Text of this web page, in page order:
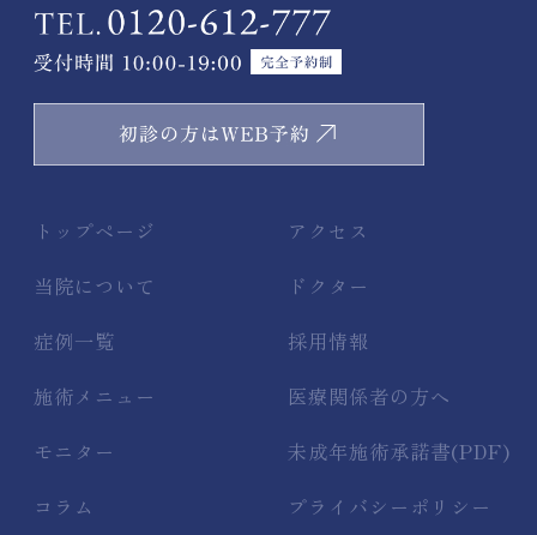
トップページ
当院について
症例一覧
施術メニュー
モニター
コラム
アクセス
ドクター
採用情報
医療関係者の方へ
未成年施術承諾書(PDF)
プライバシーポリシー